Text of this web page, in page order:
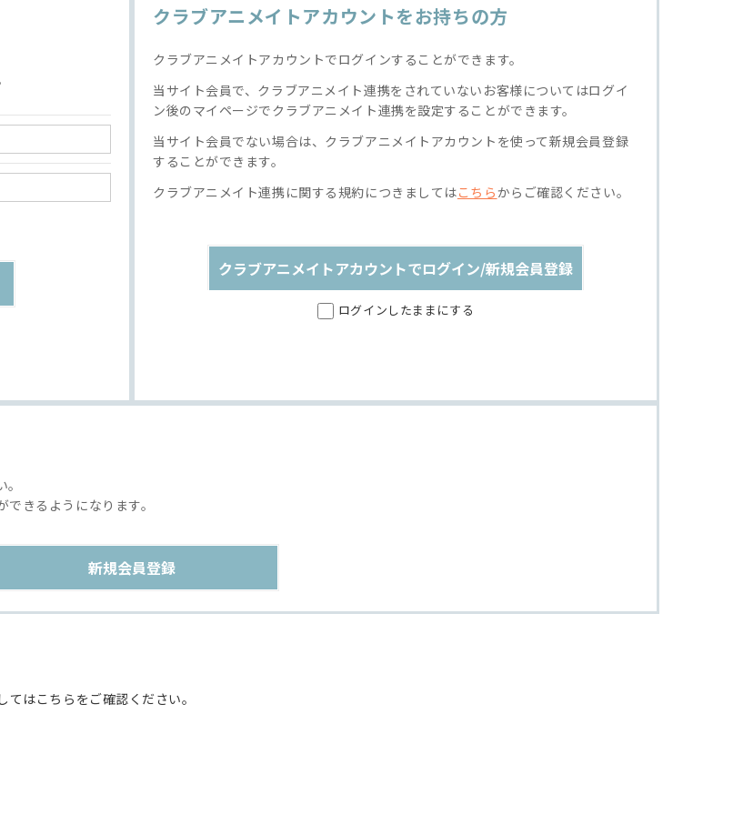
クラブアニメイトアカウントをお持ちの方
クラブアニメイトアカウントでログインすることができます。
当サイト会員で、クラブアニメイト連携をされていないお客様についてはログイ
ン後のマイページでクラブアニメイト連携を設定することができます。
当サイト会員でない場合は、クラブアニメイトアカウントを使って新規会員登録
することができます。
クラブアニメイト連携に関する規約につきましてはこちらからご確認ください。
クラブアニメイトアカウントでログイン/新規会員登録
ログインしたままにする
きるようになります。
はこちらをご確認ください。